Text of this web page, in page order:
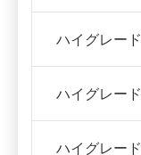
ハイグレード
ハイグレード
ハイグレード